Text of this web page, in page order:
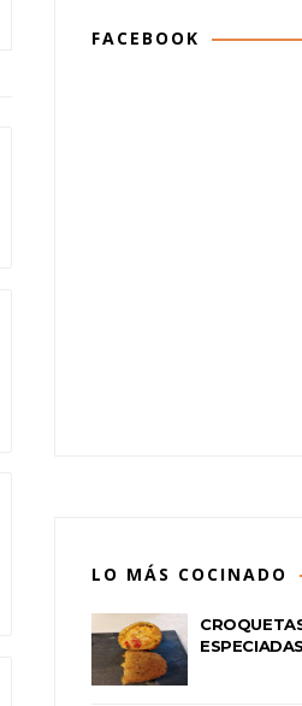
FACEBOOK
LO MÁS COCINADO
ESPECIADAS